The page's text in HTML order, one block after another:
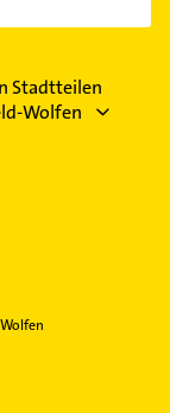
Stadtteilen
Wolfen